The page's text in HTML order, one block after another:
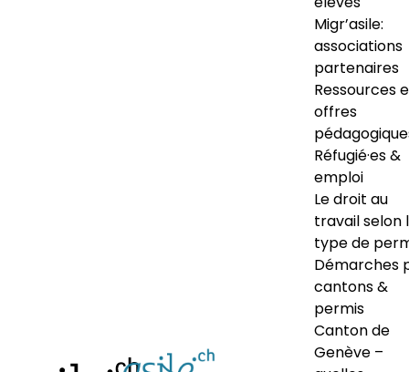
Migr’asile:
associations
partenaires
Ressources
offres
Réfugié·es &
emploi
Le droit au
travail selon
type de
Démarches
cantons &
permis
Canton de
Genève –